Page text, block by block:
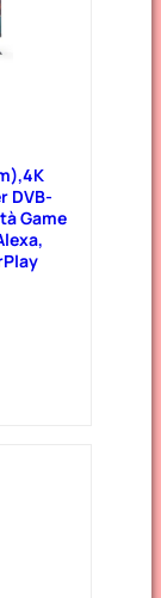
DVB-
Game